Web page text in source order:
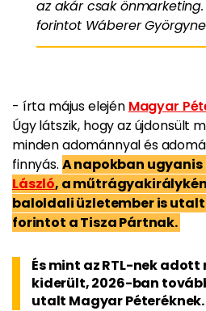
az akár csak önmarketing.
forintot Wáberer
- írta május elején Magyar
Úgy látszik, hogy az újdonsült
minden adománnyal és
finnyás. A napokban
László, a
baloldali üzletember is utalt
forintot a Tisza Pártnak.
És mint az RTL-nek
kiderült, 2026-ban
utalt Magyar Péteréknek.